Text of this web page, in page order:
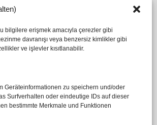
bilgilere erişmek amacıyla çerezler gibi
davranışı veya benzersiz kimlikler gibi
ve işlevler kısıtlanabilir.
Geräteinformationen zu speichern und/oder
Surfverhalten oder eindeutige IDs auf dieser
bestimmte Merkmale und Funktionen